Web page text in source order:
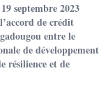
septembre 2023
de crédit
entre le
de développement
résilience et de